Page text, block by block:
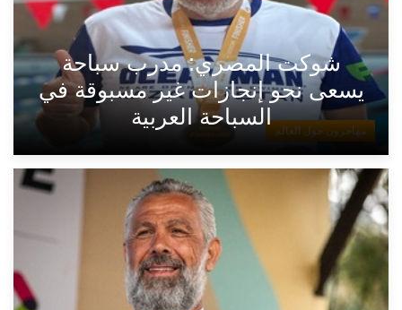
مهاجرون حول العالم
شوكت المصري: مدرب سباحة
يسعى نحو إنجازات غير مسبوقة في
السباحة العربية